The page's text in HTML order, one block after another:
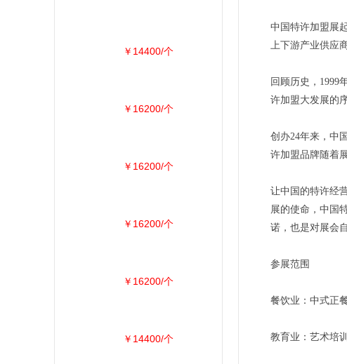
中国特许加盟展
上下游产业供应
回顾历史，1999
许加盟大发展的序
创办24年来，中
许加盟品牌随着
让中国的特许经
展的使命，中国
诺，也是对展会
参展范围
餐饮业：中式正
教育业：艺术培
￥14400/个
￥16200/个
￥16200/个
￥16200/个
￥16200/个
￥14400/个